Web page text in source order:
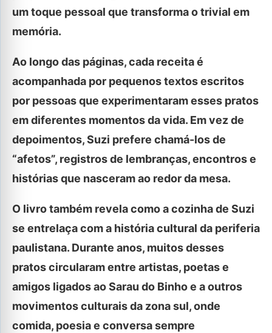
um toque pessoal que transforma o trivial em
memória.
Ao longo das páginas, cada receita é
acompanhada por pequenos textos escritos
por pessoas que experimentaram esses pratos
em diferentes momentos da vida. Em vez de
depoimentos, Suzi prefere chamá-los de
“afetos”, registros de lembranças, encontros e
histórias que nasceram ao redor da mesa.
O livro também revela como a cozinha de Suzi
se entrelaça com a história cultural da periferia
paulistana. Durante anos, muitos desses
pratos circularam entre artistas, poetas e
amigos ligados ao Sarau do Binho e a outros
movimentos culturais da zona sul, onde
comida, poesia e conversa sempre